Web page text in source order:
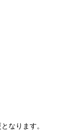
なります。